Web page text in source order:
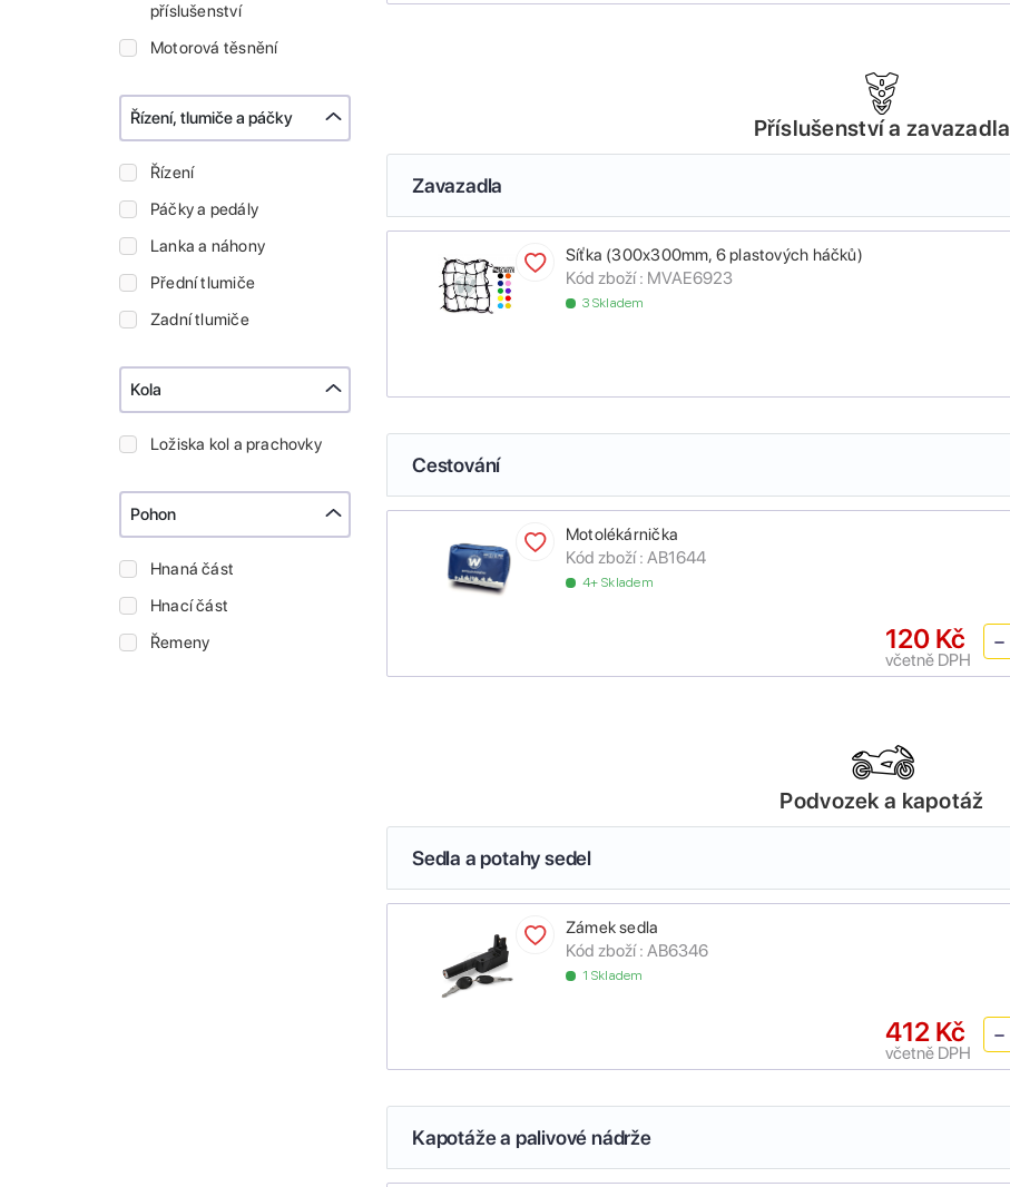
příslušenství
Motorová těsnění
Řízení, tlumiče a páčky
Řízení
Páčky a pedály
Lanka a náhony
Přední tlumiče
Zadní tlumiče
Kola
Ložiska kol a prachovky
Pohon
Hnaná část
Hnací část
Řemeny
Příslušenství a zavazadla
Zavazadla
Síťka (300x300mm, 6 plastových háčků)
Kód zboží : MVAE6923
3 Skladem
Cestování
Motolékárnička
Kód zboží : AB1644
4+ Skladem
120 Kč
včetně DPH
Podvozek a kapotáž
Sedla a potahy sedel
Zámek sedla
Kód zboží : AB6346
1 Skladem
412 Kč
včetně DPH
Kapotáže a palivové nádrže